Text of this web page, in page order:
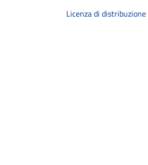
Licenza di distribuzione